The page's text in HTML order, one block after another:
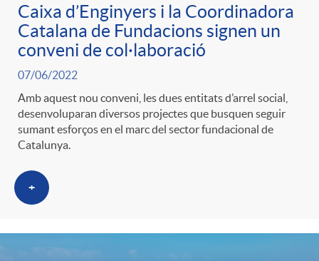
Caixa d’Enginyers i la Coordinadora
Catalana de Fundacions signen un
conveni de col·laboració
07/06/2022
Amb aquest nou conveni, les dues entitats d’arrel social,
desenvoluparan diversos projectes que busquen seguir
sumant esforços en el marc del sector fundacional de
Catalunya.
+